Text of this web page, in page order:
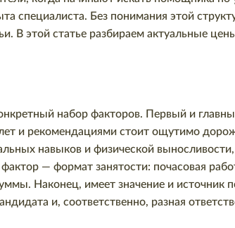
специалиста. Без понимания этой
В этой статье разбираем актуальные
набор факторов. Первый и
и рекомендациями стоит ощутимо
навыков и физической
— формат занятости: почасовая
Наконец, имеет значение и источник
и, соответственно, разная